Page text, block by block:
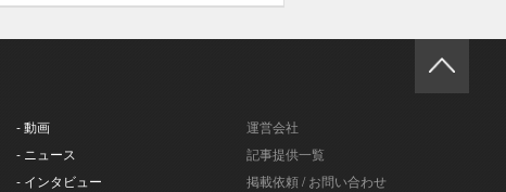
- 動画
- ニュース
- インタビュー
運営会社
記事提供一覧
掲載依頼 / お問い合わせ